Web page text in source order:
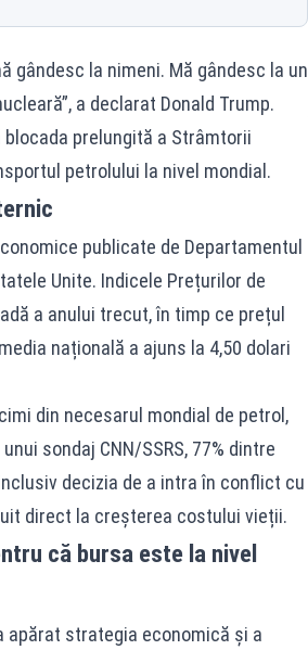
gândesc la nimeni. Mă gândesc la un
a declarat Donald Trump.
prelungită a Strâmtorii
petrolului la nivel mondial.
publicate de Departamentul
Unite. Indicele Prețurilor de
a anului trecut, în timp ce prețul
națională a ajuns la 4,50 dolari
din necesarul mondial de petrol,
sondaj CNN/SSRS, 77% dintre
decizia de a intra în conflict cu
direct la creșterea costului vieții.
că bursa este la nivel
apărat strategia economică și a